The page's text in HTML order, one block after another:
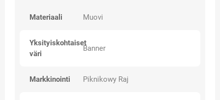
Materiaali Muovi
Yksityiskohtaiset
väri
Banner
Markkinointi Piknikowy Raj